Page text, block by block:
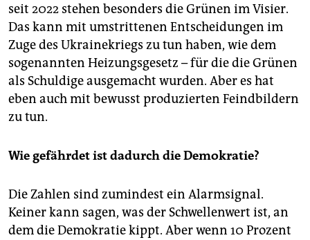
seit 2022 stehen besonders die Grünen im Visier.
Das kann mit umstrittenen Entscheidungen im
Zuge des Ukrainekriegs zu tun haben, wie dem
sogenannten Heizungsgesetz – für die die Grünen
als Schuldige ausgemacht wurden. Aber es hat
eben auch mit bewusst produzierten Feindbildern
zu tun.
Wie gefährdet ist dadurch die Demokratie?
Die Zahlen sind zumindest ein Alarmsignal.
Keiner kann sagen, was der Schwellenwert ist, an
dem die Demokratie kippt. Aber wenn 10 Prozent